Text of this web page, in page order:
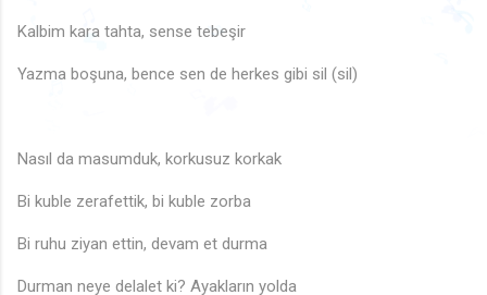
Kalbim kara tahta, sense tebeşir
Yazma boşuna, bence sen de herkes gibi sil (sil)
Nasıl da masumduk, korkusuz korkak
Bi kuble zerafettik, bi kuble zorba
Bi ruhu ziyan ettin, devam et durma
Durman neye delalet ki? Ayakların yolda
🎵
♫
♬
🎵
♩
🎶
♩
♬
♩
♬
🎵
♫